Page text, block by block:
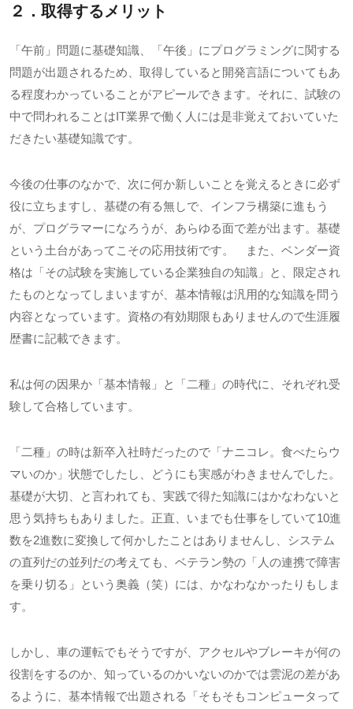
２．取得するメリット
「午前」問題に基礎知識、「午後」にプログラミングに関する
問題が出題されるため、取得していると開発言語についてもあ
る程度わかっていることがアピールできます。それに、試験の
中で問われることはIT業界で働く人には是非覚えておいていた
だきたい基礎知識です。
今後の仕事のなかで、次に何か新しいことを覚えるときに必ず
役に立ちますし、基礎の有る無しで、インフラ構築に進もう
が、プログラマーになろうが、あらゆる面で差が出ます。基礎
という土台があってこその応用技術です。 また、ベンダー資
格は「その試験を実施している企業独自の知識」と、限定され
たものとなってしまいますが、基本情報は汎用的な知識を問う
内容となっています。資格の有効期限もありませんので生涯履
歴書に記載できます。
私は何の因果か「基本情報」と「二種」の時代に、それぞれ受
験して合格しています。
「二種」の時は新卒入社時だったので「ナニコレ。食べたらウ
マいのか」状態でしたし、どうにも実感がわきませんでした。
基礎が大切、と言われても、実践で得た知識にはかなわないと
思う気持ちもありました。正直、いまでも仕事をしていて10進
数を2進数に変換して何かしたことはありませんし、システム
の直列だの並列だの考えても、ベテラン勢の「人の連携で障害
を乗り切る」という奥義（笑）には、かなわなかったりもしま
す。
しかし、車の運転でもそうですが、アクセルやブレーキが何の
役割をするのか、知っているのかいないのかでは雲泥の差があ
るように、基本情報で出題される「そもそもコンピュータって